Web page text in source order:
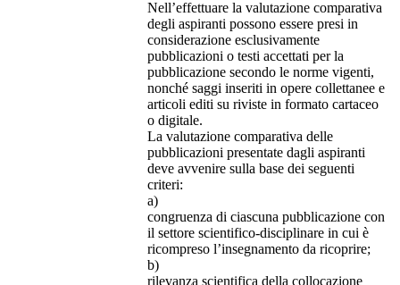
Nell’effettuare la valutazione comparativa
degli aspiranti possono essere presi in
considerazione esclusivamente
pubblicazioni o testi accettati per la
pubblicazione secondo le norme vigenti,
nonché saggi inseriti in opere collettanee e
articoli editi su riviste in formato cartaceo
o digitale.
La valutazione comparativa delle
pubblicazioni presentate dagli aspiranti
deve avvenire sulla base dei seguenti
criteri:
a)
congruenza di ciascuna pubblicazione con
il settore scientifico-disciplinare in cui è
ricompreso l’insegnamento da ricoprire;
b)
rilevanza scientifica della collocazione